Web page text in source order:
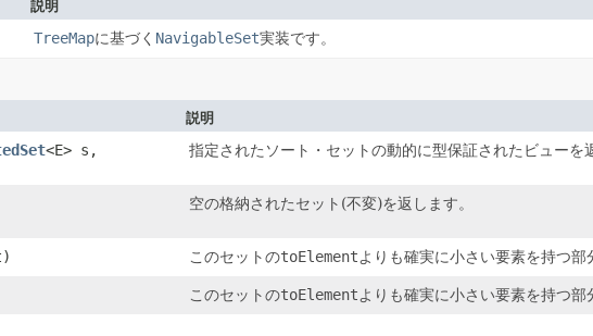
説明
TreeMapに基づく NavigableSet実装です。
説明
<E> s,
指定されたソート・セットの動的に型保証されたビューを
空の格納されたセット(不変)を返します。
このセットのtoElementよりも確実に小さい要素を持つ部
このセットのtoElementよりも確実に小さい要素を持つ部